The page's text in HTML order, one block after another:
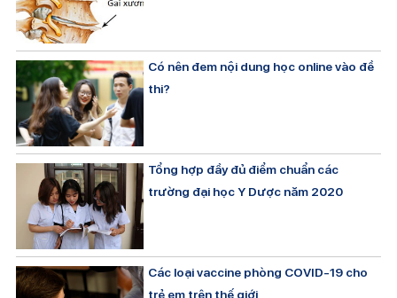
Có nên đem nội dung học online vào đề
thi?
Tổng hợp đầy đủ điểm chuẩn các
trường đại học Y Dược năm 2020
Các loại vaccine phòng COVID-19 cho
trẻ em trên thế giới